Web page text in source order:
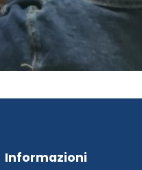
Informazioni